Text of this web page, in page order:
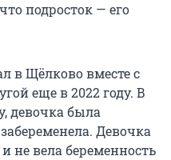
подросток — его
в Щёлково вместе с
еще в 2022 году. В
девочка была
Девочка
не вела беременность